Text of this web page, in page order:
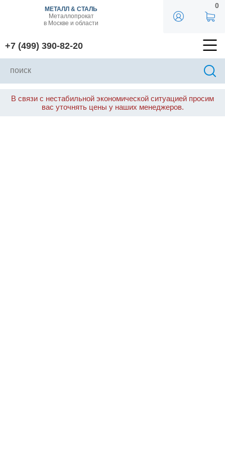
МЕТАЛЛ & СТАЛЬ
Металлопрокат
в Москве и области
+7 (499) 390-82-20
0
В связи с нестабильной экономической ситуацией просим
вас уточнять цены у наших менеджеров.